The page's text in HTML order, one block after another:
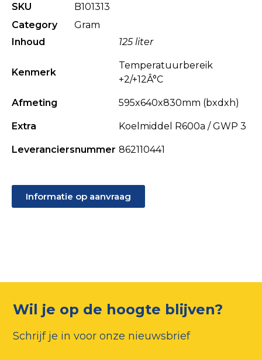
SKU
B101313
Category
Gram
Inhoud
125 liter
Kenmerk
Temperatuurbereik
+2/+12Â°C
Afmeting 595x640x830mm (bxdxh)
Extra Koelmiddel R600a / GWP 3
Leveranciersnummer 862110441
Informatie op aanvraag
Wil je op de hoogte blijven?
Schrijf je in voor onze nieuwsbrief